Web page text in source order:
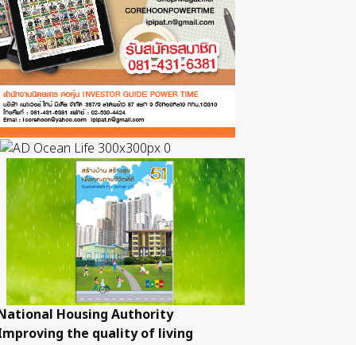
Housing Authority
the quality of living